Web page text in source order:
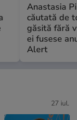
Anastasia
căutată de
găsită fără
ei fusese
Alert
27 iul.